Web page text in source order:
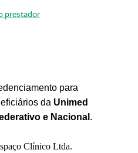
prestador
para
da Unimed
e Nacional .
Clínico Ltda.